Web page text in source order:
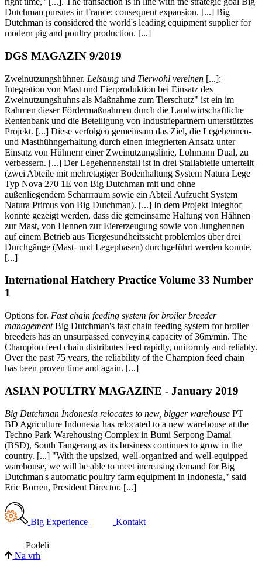
Dutchman pursues in France: consequent expansion. [...] Big
Dutchman is considered the world's leading equipment supplier for
modern pig and poultry production. [...]
DGS MAGAZIN 9/2019
Zweinutzungshühner. Leistung und Tierwohl vereinen [...]:
Integration von Mast und Eierproduktion bei Einsatz des
Zweinutzungshuhns als Maßnahme zum Tierschutz" ist ein im
Rahmen dieser Fördermaßnahmen durch die Landwirtschaftliche
Rentenbank und die Beteiligung von Industriepartnern unterstütztes
Projekt. [...] Diese verfolgen gemeinsam das Ziel, die Legehennen-
und Masthühngerhaltung durch einen integrierten Ansatz unter
Einsatz von Hühnern einer Zweinutzungslinie, Lohmann Dual, zu
verbessern. [...] Der Legehennenstall ist in drei Stallabteile unterteilt
(zwei Abteile mit mehretagiger Bodenhaltung System Natura Lege
Typ Nova 270 1E von Big Dutchman mit und ohne
außenliegendem Scharrraum sowie ein Abteil Aufzucht System
Natura Primus von Big Dutchman). [...] In dem Projekt Integhof
konnte gezeigt werden, dass die gemeinsame Haltung von Hähnen
zur Mast, von Hennen zur Eiererzeugung sowie von Junghennen
auf einem Betrieb aus Tiergesundheitssicht problemlos über drei
Durchgänge (Mast- und Legephasen) durchgeführt werden konnte.
[...]
International Hatchery Practice Volume 33 Number
1
Options for. Fast chain feeding system for broiler breeder
managementBig Dutchman's fast chain feeding system for broiler
breeders has an unsurpassed conveying capacity of 36m/min. The
Champion feed chain distributes feed rapidly, uniformly and reliably.
Over the past 75 years, the reliability of the Champion feed chain
has been proven time and again. [...]
ASIAN POULTRY MAGAZINE - January 2019
Big Dutchman Indonesia relocates to new, bigger warehouse PT
BD Agriculture Indonesia has relocated to a new warehouse at the
Techno Park Warehousing Complex in Bumi Serpong Damai
(BSD), South Tangerang as its business continues to grow in the
country. [...] "With the upsized, well-organized and well-equipped
warehouse, we will be able to meet increasing demand for Big
Dutchman's automatic poultry farm equipment in Indonesia," said
Eric Borren, President Director. [...]
Big Experience Kontakt
Podeli
Na vrh